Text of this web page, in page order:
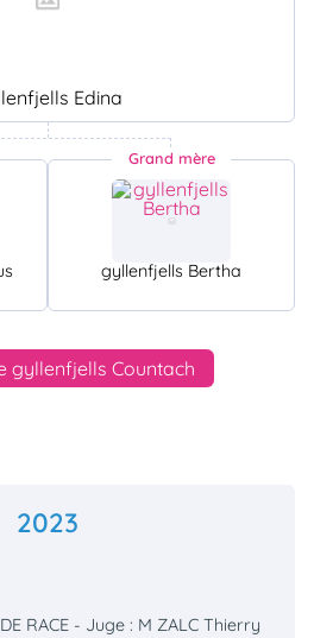
Edina
Grand mère
gyllenfjells Bertha
gyllenfjells Countach
2023
RACE - Juge : M ZALC Thierry